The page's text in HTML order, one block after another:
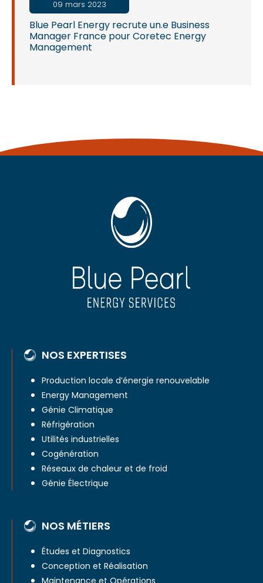
Blue Pearl Energy recrute un.e Business
Manager France pour Coretec Energy
Management
09 mars 2023
NOS EXPERTISES
Production locale d’énergie renouvelable
Energy Management
Génie Climatique
Réfrigération
Utilités industrielles
Cogénération
Réseaux de chaleur et de froid
Génie Électrique
NOS MÉTIERS
Études et Diagnostics
Conception et Réalisation